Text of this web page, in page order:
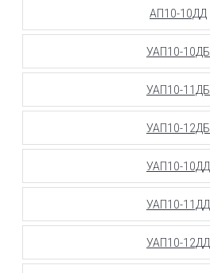
АП10-10ДД
УАП10-10ДБ
УАП10-11ДБ
УАП10-12ДБ
УАП10-10ДД
УАП10-11ДД
УАП10-12ДД